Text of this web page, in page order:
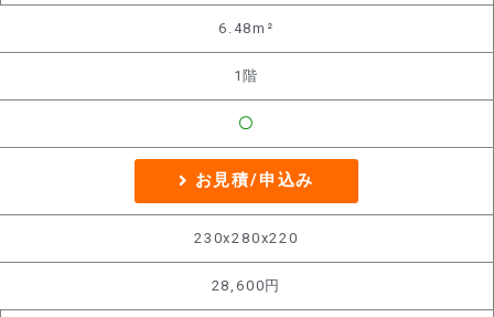
6.48m²
1階
〇
お見積/申込み
230x280x220
28,600円